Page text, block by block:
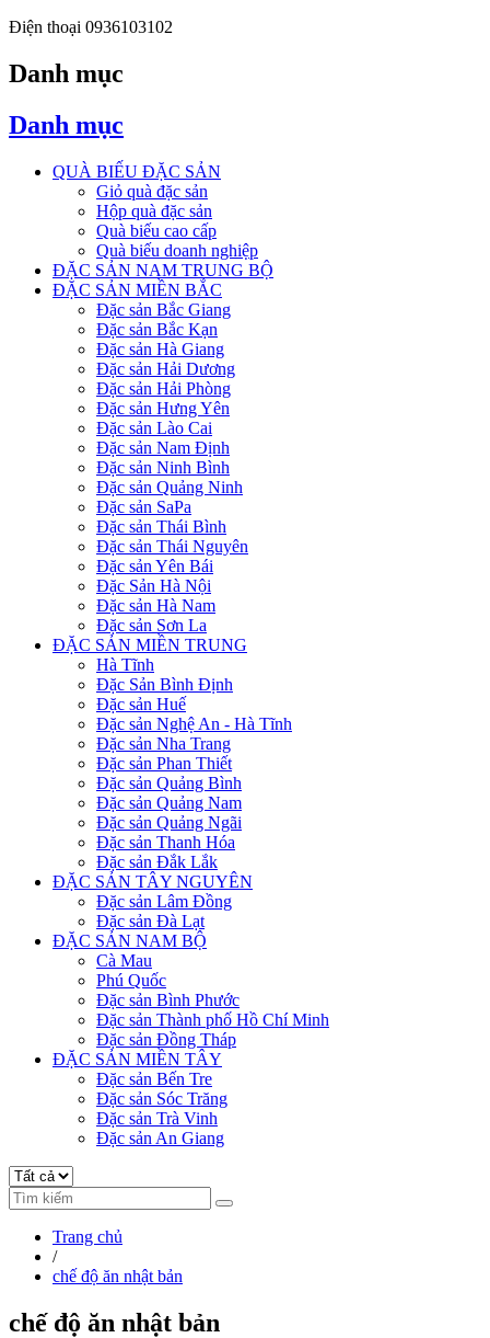
Điện thoại 0936103102
Danh mục
Danh mục
QUÀ BIẾU ĐẶC SẢN
Giỏ quà đặc sản
Hộp quà đặc sản
Quà biếu cao cấp
Quà biếu doanh nghiệp
ĐẶC SẢN NAM TRUNG BỘ
ĐẶC SẢN MIỀN BẮC
Đặc sản Bắc Giang
Đặc sản Bắc Kạn
Đặc sản Hà Giang
Đặc sản Hải Dương
Đặc sản Hải Phòng
Đặc sản Hưng Yên
Đặc sản Lào Cai
Đặc sản Nam Định
Đặc sản Ninh Bình
Đặc sản Quảng Ninh
Đặc sản SaPa
Đặc sản Thái Bình
Đặc sản Thái Nguyên
Đặc sản Yên Bái
Đặc Sản Hà Nội
Đặc sản Hà Nam
Đặc sản Sơn La
ĐẶC SẢN MIỀN TRUNG
Hà Tĩnh
Đặc Sản Bình Định
Đặc sản Huế
Đặc sản Nghệ An - Hà Tĩnh
Đặc sản Nha Trang
Đặc sản Phan Thiết
Đặc sản Quảng Bình
Đặc sản Quảng Nam
Đặc sản Quảng Ngãi
Đặc sản Thanh Hóa
Đặc sản Đắk Lắk
ĐẶC SẢN TÂY NGUYÊN
Đặc sản Lâm Đồng
Đặc sản Đà Lạt
ĐẶC SẢN NAM BỘ
Cà Mau
Phú Quốc
Đặc sản Bình Phước
Đặc sản Thành phố Hồ Chí Minh
Đặc sản Đồng Tháp
ĐẶC SẢN MIỀN TÂY
Đặc sản Bến Tre
Đặc sản Sóc Trăng
Đặc sản Trà Vinh
Đặc sản An Giang
Trang chủ
/
chế độ ăn nhật bản
chế độ ăn nhật bản